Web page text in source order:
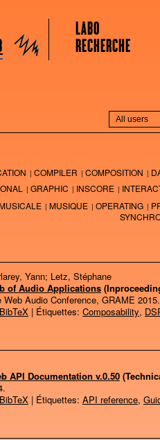
principal
secondaireLABO
RECHERCHE
COMPILER COMPOSITION
GRAPHIC INSCORE
MUSIQUE OPERATING
Yann; Letz, Stéphane
of Audio Applications
Audio Conference, GRAME 2015.
BibTeX | Étiquettes: Composability,
API Documentation v.0.50
.
BibTeX | Étiquettes: API reference,